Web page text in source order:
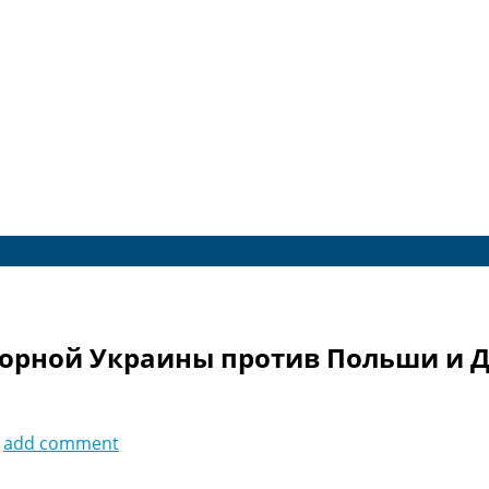
Украины против Польши и
add comment